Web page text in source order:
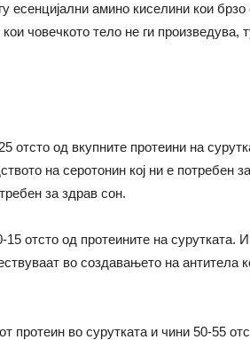
есенцијални амино киселини кои брзо
човечкото тело не ги произведува,
отсто од вкупните протеини на
на серотонин кој ни е потребен
за здрав сон.
отсто од протеините на сурутката.
во создавањето на антитела
протеин во сурутката и чини 50-55